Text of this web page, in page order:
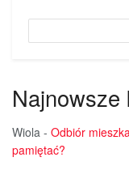
Najnowsze
Wiola - Odbiór
pamiętać?